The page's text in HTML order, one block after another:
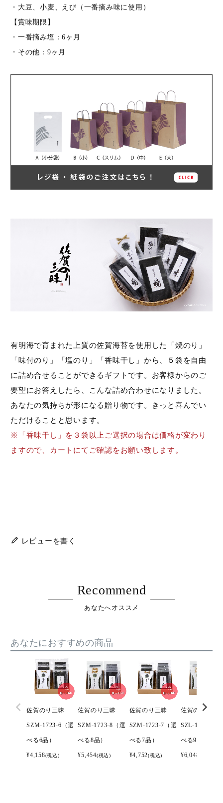
・大豆、小麦、えび（一番摘み味に使用）
【賞味期限】
・一番摘み塩：6ヶ月
・その他：9ヶ月
有明海で育まれた上質の佐賀海苔を使用した「焼のり」
「味付のり」「塩のり」「香味干し」から、５袋を自由
に詰め合せることができるギフトです。お客様からのご
要望にお答えしたら、こんな詰め合わせになりました。
あなたの気持ちが形になる贈り物です。きっと喜んでい
ただけることと思います。
※「香味干し」を３袋以上ご選択の場合は価格が変わり
ますので、カートにてご確認をお願い致します。
レビューを書く
Recommend
あなたへオススメ
あなたにおすすめの商品
佐賀のり三昧
SZM-1723-6（選
べる6品）
¥4,158(税込)
佐賀のり三昧
SZM-1723-8（選
べる8品）
¥5,454(税込)
佐賀のり三昧
SZM-1723-7（選
べる7品）
¥4,752(税込)
佐賀のり三昧
SZL-1724-9（
べる9品）
¥6,048